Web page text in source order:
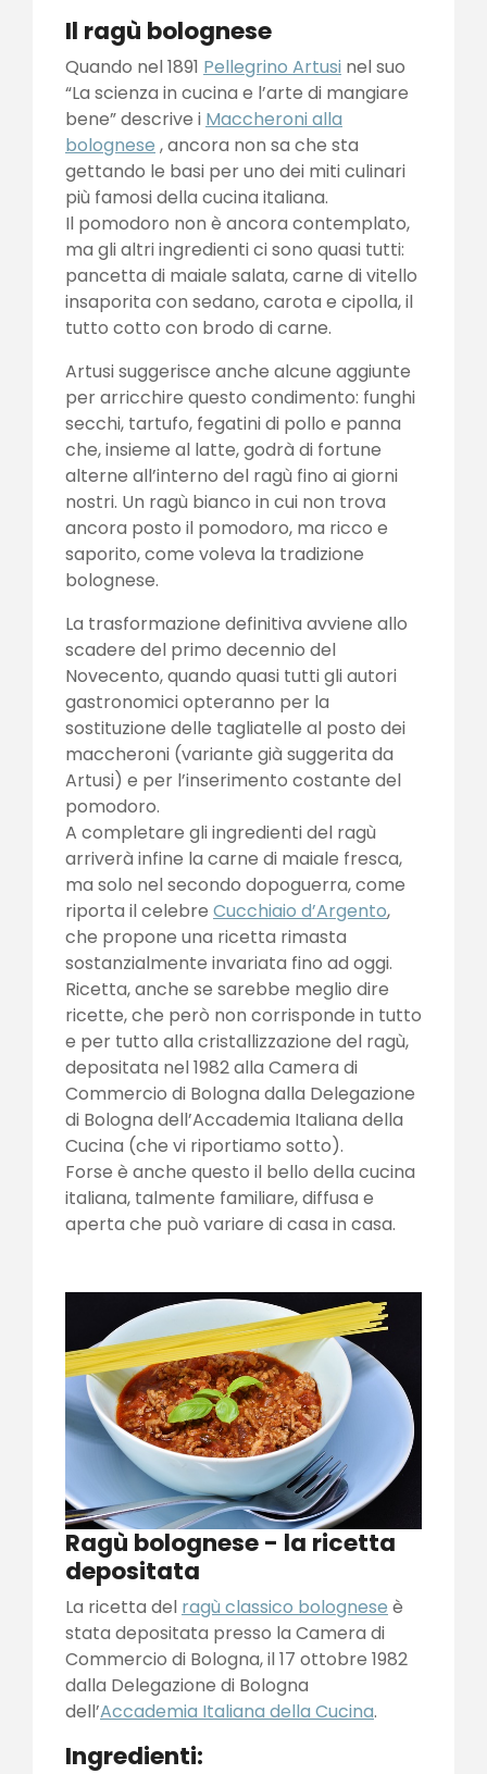
Il ragù bolognese
Quando nel 1891 Pellegrino Artusi nel suo
“La scienza in cucina e l’arte di mangiare
bene” descrive i Maccheroni alla
bolognese , ancora non sa che sta
gettando le basi per uno dei miti culinari
più famosi della cucina italiana.
Il pomodoro non è ancora contemplato,
ma gli altri ingredienti ci sono quasi tutti:
pancetta di maiale salata, carne di vitello
insaporita con sedano, carota e cipolla, il
tutto cotto con brodo di carne.
Artusi suggerisce anche alcune aggiunte
per arricchire questo condimento: funghi
secchi, tartufo, fegatini di pollo e panna
che, insieme al latte, godrà di fortune
alterne all’interno del ragù fino ai giorni
nostri. Un ragù bianco in cui non trova
ancora posto il pomodoro, ma ricco e
saporito, come voleva la tradizione
bolognese.
La trasformazione definitiva avviene allo
scadere del primo decennio del
Novecento, quando quasi tutti gli autori
gastronomici opteranno per la
sostituzione delle tagliatelle al posto dei
maccheroni (variante già suggerita da
Artusi) e per l’inserimento costante del
pomodoro.
A completare gli ingredienti del ragù
arriverà infine la carne di maiale fresca,
ma solo nel secondo dopoguerra, come
riporta il celebre Cucchiaio d’Argento,
che propone una ricetta rimasta
sostanzialmente invariata fino ad oggi.
Ricetta, anche se sarebbe meglio dire
ricette, che però non corrisponde in tutto
e per tutto alla cristallizzazione del ragù,
depositata nel 1982 alla Camera di
Commercio di Bologna dalla Delegazione
di Bologna dell’Accademia Italiana della
Cucina (che vi riportiamo sotto).
Forse è anche questo il bello della cucina
italiana, talmente familiare, diffusa e
aperta che può variare di casa in casa.
Ragù bolognese - la ricetta
depositata
La ricetta del ragù classico bolognese è
stata depositata presso la Camera di
Commercio di Bologna, il 17 ottobre 1982
dalla Delegazione di Bologna
dell’Accademia Italiana della Cucina.
Ingredienti: